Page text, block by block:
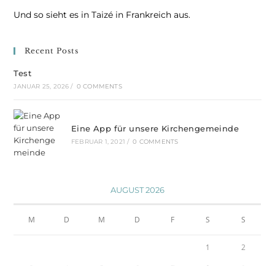
Und so sieht es in Taizé in Frankreich aus.
Recent Posts
Test
JANUAR 25, 2026 / 0 COMMENTS
Eine App für unsere Kirchengemeinde
FEBRUAR 1, 2021 / 0 COMMENTS
AUGUST 2026
M D M D F S S
1 2